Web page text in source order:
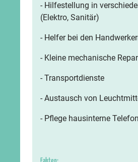
- Hilfestellung in
(Elektro, Sanitär)
- Helfer bei den
- Kleine mechanische
- Transportdienste
- Austausch von
- Pflege hausinterne